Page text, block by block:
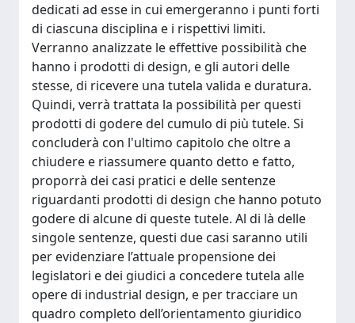
dedicati ad esse in cui emergeranno i punti forti
di ciascuna disciplina e i rispettivi limiti.
Verranno analizzate le effettive possibilità che
hanno i prodotti di design, e gli autori delle
stesse, di ricevere una tutela valida e duratura.
Quindi, verrà trattata la possibilità per questi
prodotti di godere del cumulo di più tutele. Si
concluderà con l'ultimo capitolo che oltre a
chiudere e riassumere quanto detto e fatto,
proporrà dei casi pratici e delle sentenze
riguardanti prodotti di design che hanno potuto
godere di alcune di queste tutele. Al di là delle
singole sentenze, questi due casi saranno utili
per evidenziare l’attuale propensione dei
legislatori e dei giudici a concedere tutela alle
opere di industrial design, e per tracciare un
quadro completo dell’orientamento giuridico